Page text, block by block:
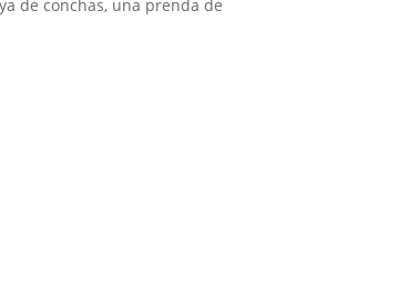
de conchas, una prenda de